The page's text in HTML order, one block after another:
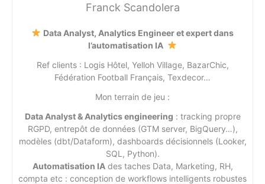
Franck Scandolera
Data Analyst, Analytics Engineer et expert dans
l’automatisation IA
Ref clients : Logis Hôtel, Yelloh Village, BazarChic,
Fédération Football Français, Texdecor…
Mon terrain de jeu :
Data Analyst & Analytics engineering : tracking propre
RGPD, entrepôt de données (GTM server, BigQuery…),
modèles (dbt/Dataform), dashboards décisionnels (Looker,
SQL, Python).
Automatisation IAdes taches Data, Marketing, RH,
compta etc : conception de workflows intelligents robustes